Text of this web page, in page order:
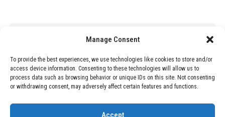
Manage Consent
To provide the best experiences, we use technologies like cookies to store and/or
access device information. Consenting to these technologies will allow us to
process data such as browsing behavior or unique IDs on this site. Not consenting
or withdrawing consent, may adversely affect certain features and functions.
Accept